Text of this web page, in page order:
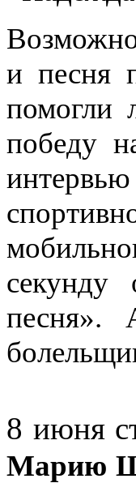
и песня
помогли
победу
секунду
песня».
8 июня
Марию